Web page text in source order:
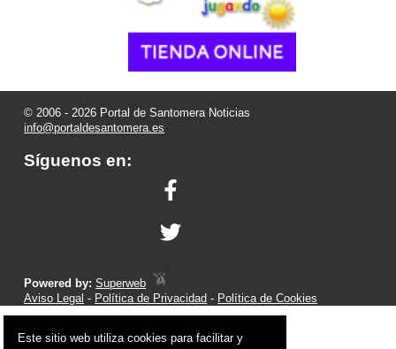
© 2006 - 2026 Portal de Santomera Noticias
info@portaldesantomera.es
Síguenos en:
Powered by:Superweb
Aviso Legal - Política de Privacidad - Política de Cookies
Este sitio web utiliza cookies para facilitar y